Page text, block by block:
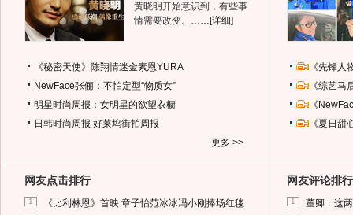
黄晓明开始意识到，有些事
情需要改变。…… [详细]
《秘密天使》陈翔情迷金素恩YURA
NewFace张俪：不怕定型“物质女”
明星时尚周报：女明星的欲望衣橱
日韩时尚周报 好莱坞街拍周报
更多 >>
《先锋
《综艺
《
《夏日
网友点击排行
1 《比利林恩》首映 章子怡范冰冰冯小刚捧场红毯
网友评论排行
1 董卿：这